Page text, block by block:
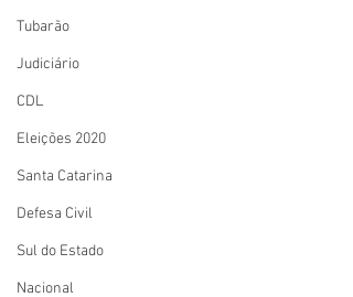
Tubarão
Judiciário
CDL
Eleições 2020
Santa Catarina
Defesa Civil
Sul do Estado
Nacional